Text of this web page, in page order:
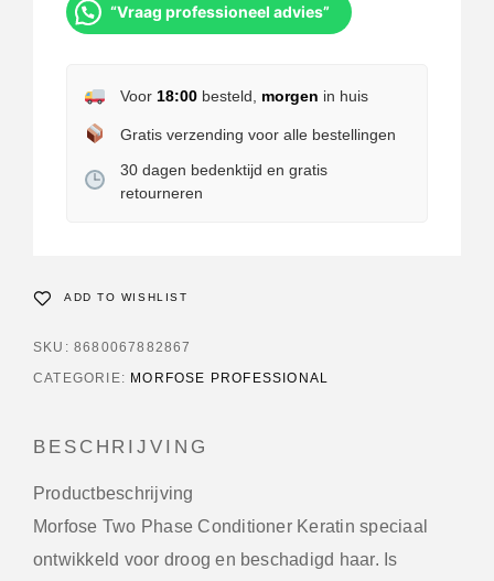
“Vraag professioneel advies”
Voor 18:00besteld, morgen in huis
Gratis verzending voor alle bestellingen
30 dagen bedenktijd en gratis
retourneren
ADD TO WISHLIST
SKU: 8680067882867
CATEGORIE: MORFOSE PROFESSIONAL
BESCHRIJVING
Productbeschrijving
Morfose Two Phase Conditioner Keratin speciaal
ontwikkeld voor droog en beschadigd haar. Is